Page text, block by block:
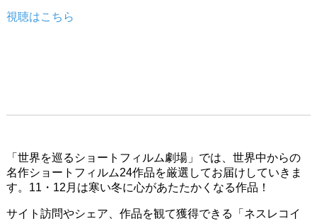
視聴はこちら
「世界を巡るショートフィルム劇場」では、 世界中からの
名作ショートフィルム24作品を厳選してお届けしていきま
す。11・12月は寒い冬に心があたたかくなる作品！
サイト訪問やシェア、作品を観て獲得できる「ネスレコイ